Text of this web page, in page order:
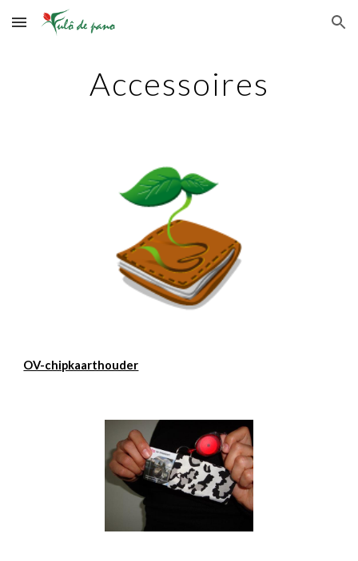
Skip to main content Skip to navigation
Accessoires
OV-chipkaarthouder